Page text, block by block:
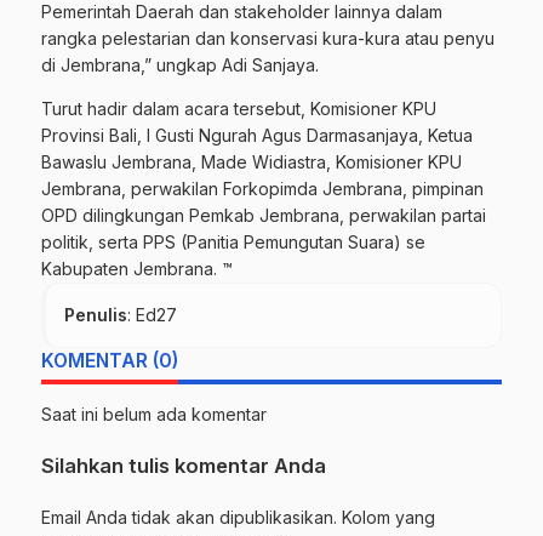
Pemerintah Daerah dan stakeholder lainnya dalam
rangka pelestarian dan konservasi kura-kura atau penyu
di Jembrana,” ungkap Adi Sanjaya.
Turut hadir dalam acara tersebut, Komisioner KPU
Provinsi Bali, I Gusti Ngurah Agus Darmasanjaya, Ketua
Bawaslu Jembrana, Made Widiastra, Komisioner KPU
Jembrana, perwakilan Forkopimda Jembrana, pimpinan
OPD dilingkungan Pemkab Jembrana, perwakilan partai
politik, serta PPS (Panitia Pemungutan Suara) se
Kabupaten Jembrana. ™
Penulis: Ed27
KOMENTAR (0)
Saat ini belum ada komentar
Silahkan tulis komentar Anda
Email Anda tidak akan dipublikasikan. Kolom yang